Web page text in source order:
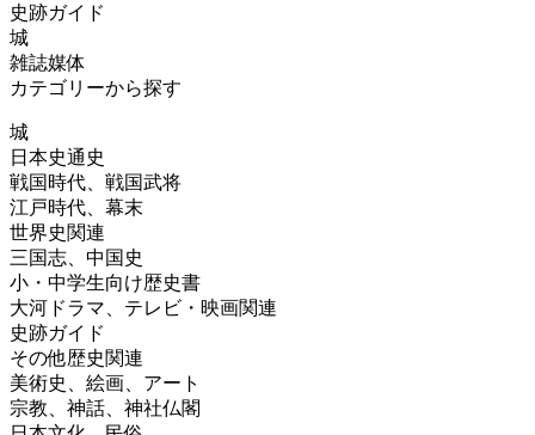
史跡ガイド
城
雑誌媒体
カテゴリーから探す
城
日本史通史
戦国時代、戦国武将
江戸時代、幕末
世界史関連
三国志、中国史
小・中学生向け歴史書
大河ドラマ、テレビ・映画関連
史跡ガイド
その他歴史関連
美術史、絵画、アート
宗教、神話、神社仏閣